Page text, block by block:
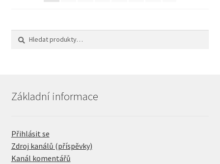
Hledat:
Hledat
Základní informace
Přihlásit se
Zdroj kanálů (příspěvky)
Kanál komentářů